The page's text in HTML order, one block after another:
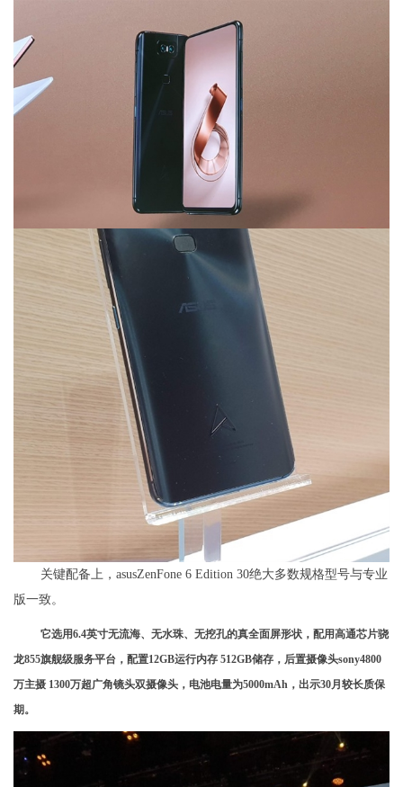
关键配备上，asusZenFone 6 Edition 30绝大多数规格型号与专业
版一致。
它选用6.4英寸无流海、无水珠、无挖孔的真全面屏形状，配用高通芯片骁
龙855旗舰级服务平台，配置12GB运行内存 512GB储存，后置摄像头sony4800
万主摄 1300万超广角镜头双摄像头，电池电量为5000mAh，出示30月较长质保
期。